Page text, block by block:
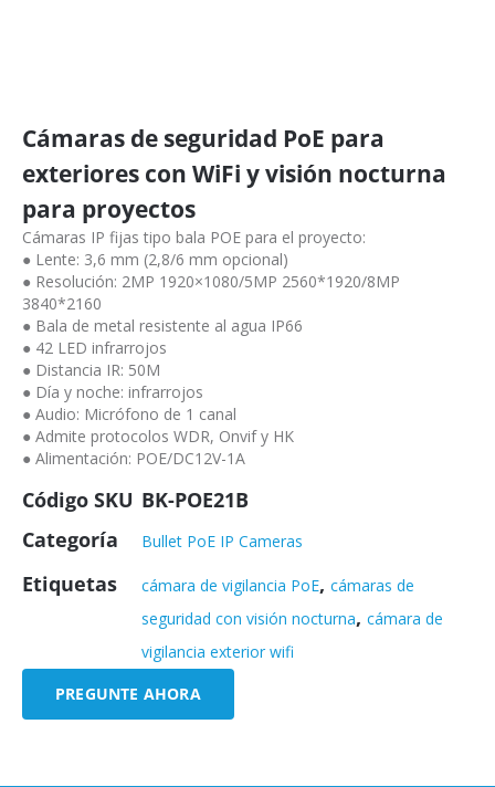
Cámaras de seguridad PoE para
exteriores con WiFi y visión nocturna
para proyectos
Cámaras IP fijas tipo bala POE para el proyecto:
● Lente: 3,6 mm (2,8/6 mm opcional)
● Resolución: 2MP 1920×1080/5MP 2560*1920/8MP
3840*2160
● Bala de metal resistente al agua IP66
● 42 LED infrarrojos
● Distancia IR: 50M
● Día y noche: infrarrojos
● Audio: Micrófono de 1 canal
● Admite protocolos WDR, Onvif y HK
● Alimentación: POE/DC12V-1A
Código SKU BK-POE21B
Categoría
Bullet PoE IP Cameras
Etiquetas cámara de vigilancia PoE, cámaras de
seguridad con visión nocturna, cámara de
vigilancia exterior wifi
PREGUNTE AHORA